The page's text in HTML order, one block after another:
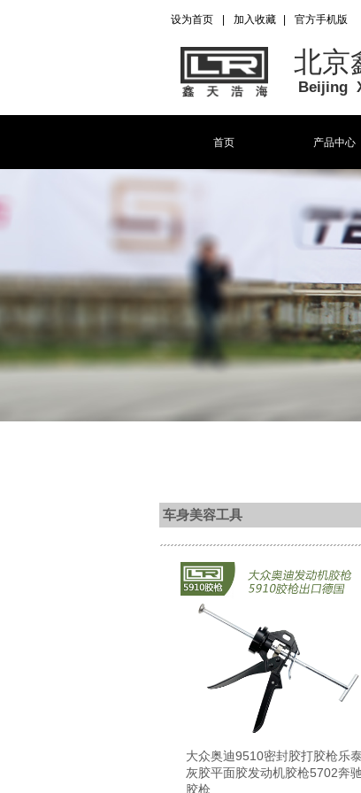
设为首页 加入收藏
北京
Beijing
官方手机版
首页 产品中心
车身美容工具
大众奥迪9510密封胶打胶枪乐
灰胶平面胶发动机胶枪5702奔
胶枪